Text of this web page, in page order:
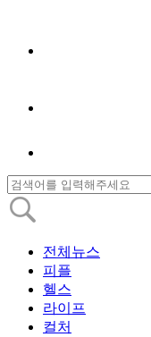
전체뉴스
피플
헬스
라이프
컬처